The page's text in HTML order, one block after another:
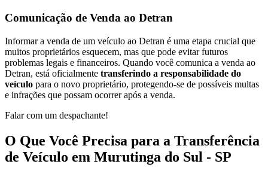
Comunicação de Venda ao Detran
Informar a venda de um veículo ao Detran é uma etapa crucial que
muitos proprietários esquecem, mas que pode evitar futuros
problemas legais e financeiros. Quando você comunica a venda ao
Detran, está oficialmente transferindo a responsabilidade do
veículo para o novo proprietário, protegendo-se de possíveis multas
e infrações que possam ocorrer após a venda.
Falar com um despachante!
O Que Você Precisa para a Transferência
de Veículo em Murutinga do Sul - SP